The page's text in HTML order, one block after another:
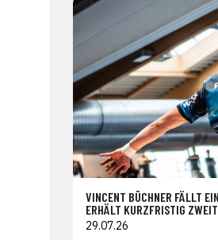
VINCENT BÜCHNER FÄLLT
ERHÄLT KURZFRISTIG
29.07.26